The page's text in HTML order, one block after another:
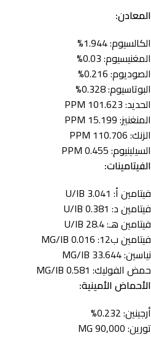
المعادن:
الكالسيوم: 1.944%
المغنيسيوم: 0.03%
الصوديوم: 0.216%
البوتاسيوم: 0.328%
الحديد: 101.623 PPM
المنغنيز: 15.199 PPM
الزنك: 110.706 PPM
السيلينيوم: 0.455 PPM
الفيتامينات:
فيتامين أ: 3.041 U/IB
فيتامين د: 0.381 U/IB
فيتامين هـ: 28.4 U/IB
فيتامين ب12: 0.016 MG/IB
نياسين: 33.644 MG/IB
حمض الفوليك: 0.581 MG/IB
الأحماض الأمينية:
أرجينين: 0.232%
تورين: 90,000 MG